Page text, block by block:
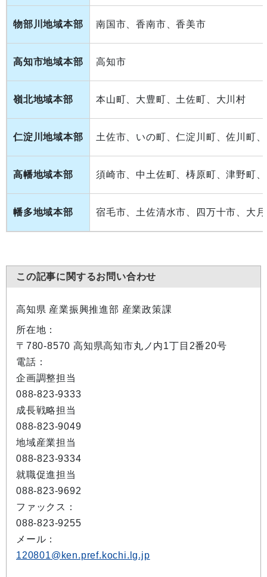
物部川地域本部 南国市、香南市、香美市
高知市地域本部 高知市
嶺北地域本部 本山町、大豊町、土佐町、大川村
仁淀川地域本部 土佐市、いの町、仁淀川町、佐川町
高幡地域本部 須崎市、中土佐町、梼原町、津野町
幡多地域本部 宿毛市、土佐清水市、四万十市、大
この記事に関するお問い合わせ
高知県 産業振興推進部 産業政策課
所在地：
〒780-8570 高知県高知市丸ノ内1丁目2番20号
電話：
企画調整担当
088-823-9333
成長戦略担当
088-823-9049
地域産業担当
088-823-9334
就職促進担当
088-823-9692
ファックス：
088-823-9255
メール：
120801@ken.pref.kochi.lg.jp